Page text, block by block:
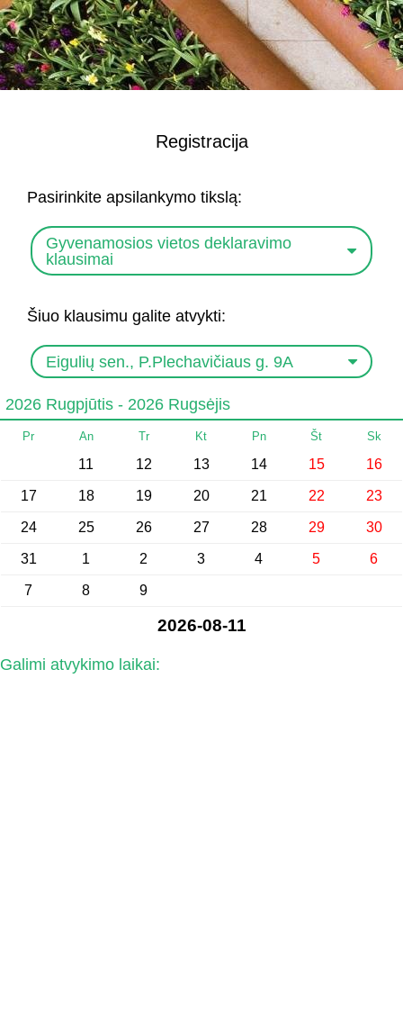
Registracija
Pasirinkite apsilankymo tikslą:
Gyvenamosios vietos deklaravimo
klausimai
Šiuo klausimu galite atvykti:
Eigulių sen., P.Plechavičiaus g. 9A
2026 Rugpjūtis - 2026 Rugsėjis
Pr An Tr Kt Pn Št Sk
11 12 13 14 15 16
17 18 19 20 21 22 23
24 25 26 27 28 29 30
31 1 2 3 4 5 6
7 8 9
2026-08-11
Galimi atvykimo laikai: